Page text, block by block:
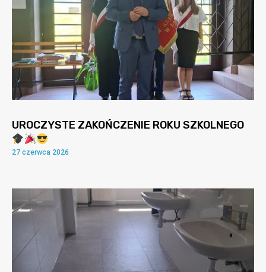
UROCZYSTE ZAKOŃCZENIE ROKU SZKOLNEGO
27 czerwca 2026